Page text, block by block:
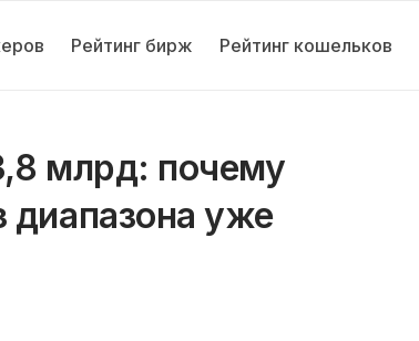
Рейтинг бирж Рейтинг кошельков
млрд: почему
диапазона уже